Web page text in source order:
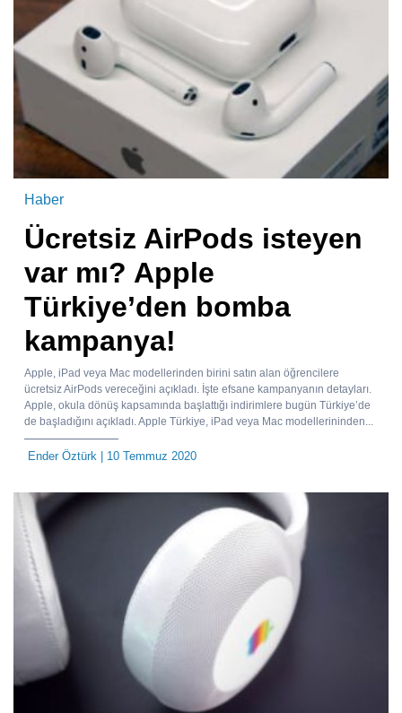
Haber
Ücretsiz AirPods isteyen
var mı? Apple
Türkiye’den bomba
kampanya!
Apple, iPad veya Mac modellerinden birini satın alan öğrencilere
ücretsiz AirPods vereceğini açıkladı. İşte efsane kampanyanın detayları.
Apple, okula dönüş kapsamında başlattığı indirimlere bugün Türkiye’de
de başladığını açıkladı. Apple Türkiye, iPad veya Mac modellerininden...
Ender Öztürk | 10 Temmuz 2020